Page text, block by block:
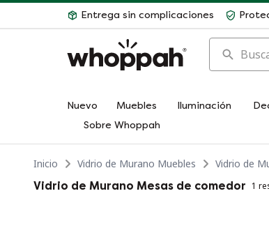
Entrega sin complicaciones
Buscar en
Nuevo Muebles Iluminación
Sobre Whoppah
Inicio Vidrio de Murano Muebles Vidrio de
Vidrio de Murano Mesas de comedor 1